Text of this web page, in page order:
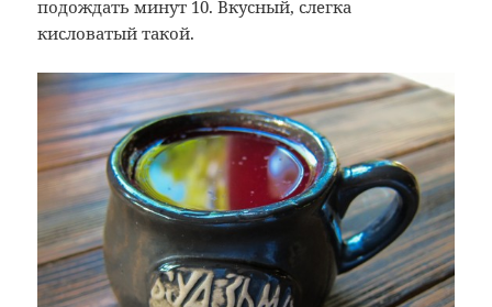
подождать минут 10. Вкусный, слегка
кисловатый такой.